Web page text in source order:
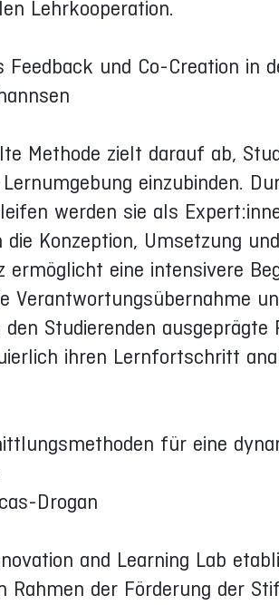
Lehrkooperation.
Feedback und Co-Creation in
Methode zielt darauf ab,
einzubinden.
werden sie als
die Konzeption, Umsetzung
ermöglicht eine intensivere
Verantwortungsübernahme
Studierenden
ihren Lernfortschritt
für eine
Drogan
and Learning Lab
Rahmen der Förderung der